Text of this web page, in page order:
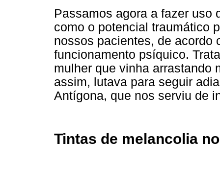
Passamos agora a fazer uso
como o potencial traumático
nossos pacientes, de acordo
funcionamento psíquico.
mulher que vinha arrastando
assim, lutava para seguir
Antígona, que nos serviu de
Tintas de melancolia